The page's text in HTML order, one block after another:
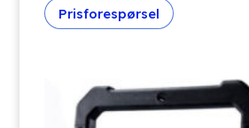
Prisforespørsel